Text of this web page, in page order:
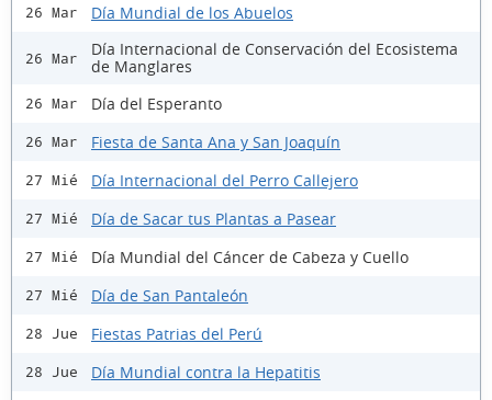
26 Mar Día Mundial de los Abuelos
26 Mar
Día Internacional de Conservación del Ecosistema
de Manglares
26 Mar Día del Esperanto
26 Mar Fiesta de Santa Ana y San Joaquín
27 Mié Día Internacional del Perro Callejero
27 Mié Día de Sacar tus Plantas a Pasear
27 Mié Día Mundial del Cáncer de Cabeza y Cuello
27 Mié Día de San Pantaleón
28 Jue Fiestas Patrias del Perú
28 Jue Día Mundial contra la Hepatitis